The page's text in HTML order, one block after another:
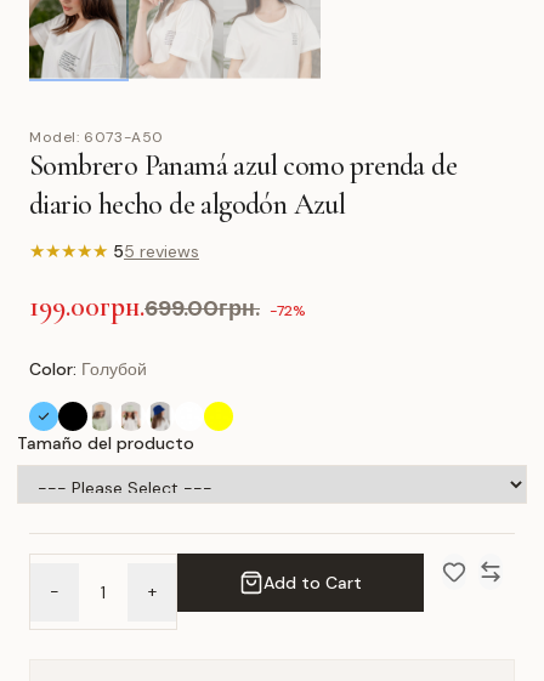
Model: 6073-A50
Sombrero Panamá azul como prenda de
diario hecho de algodón Azul
★★★★★ 55 reviews
199.00грн.699.00грн. -72%
Color: Голубой
Tamaño del producto
- + Add to Cart